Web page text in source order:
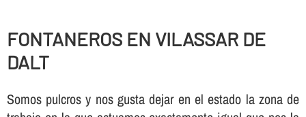
FONTANEROS EN VILASSAR DE
DALT
Somos pulcros y nos gusta dejar en el estado la zona de